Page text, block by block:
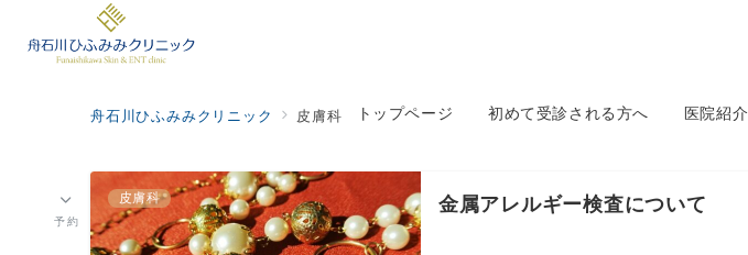
トップページ 初めて受診される方へ 医院紹介
予約
舟石川ひふみみクリニック 皮膚科
皮膚科 金属アレルギー検査について